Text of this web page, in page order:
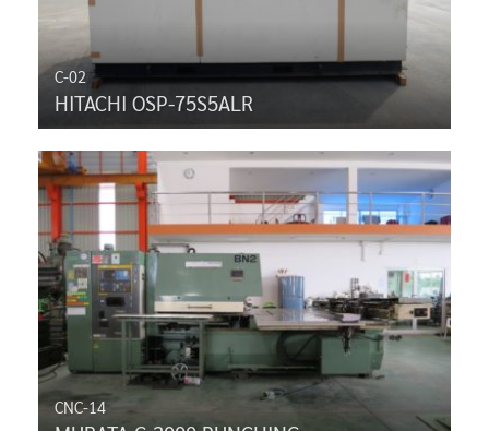
C-02
HITACHI OSP-75S5ALR
CNC-14